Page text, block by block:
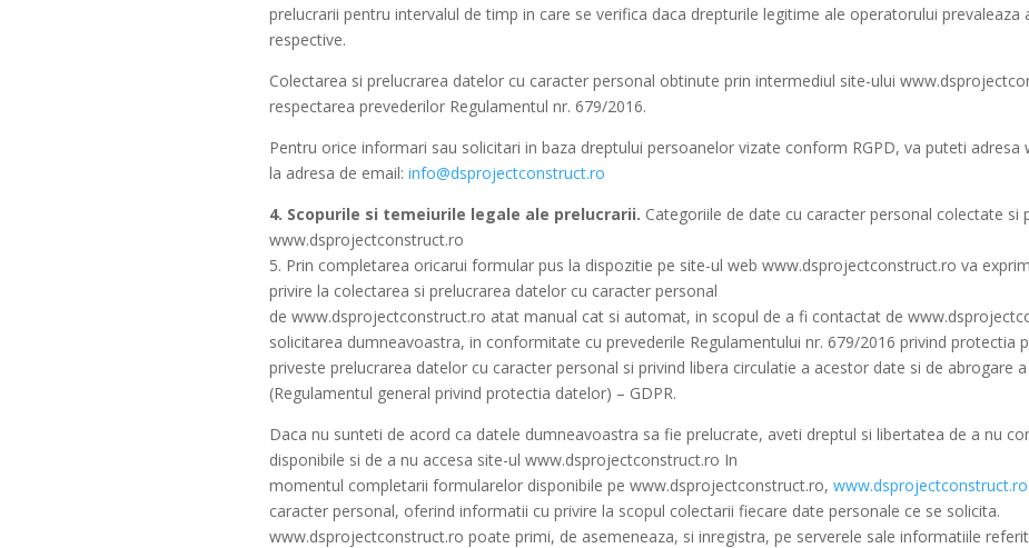
prelucrarii pentru intervalul de timp in care se verifica daca drepturile legitime ale operatorului prevaleaza
respective.
Colectarea si prelucrarea datelor cu caracter personal obtinute prin intermediul site-ului
respectarea prevederilor Regulamentul nr. 679/2016.
Pentru orice informari sau solicitari in baza dreptului persoanelor vizate conform RGPD, va puteti
la adresa de email: info@dsprojectconstruct.ro
4. Scopurile si temeiurile legale ale prelucrarii. Categoriile de date cu caracter personal colectate si
www.dsprojectconstruct.ro
5. Prin completarea oricarui formular pus la dispozitie pe site-ul web www.dsprojectconstruct.ro va
privire la colectarea si prelucrarea datelor cu caracter personal
de www.dsprojectconstruct.ro atat manual cat si automat, in scopul de a fi contactat de
solicitarea dumneavoastra, in conformitate cu prevederile Regulamentului nr. 679/2016 privind protectia
priveste prelucrarea datelor cu caracter personal si privind libera circulatie a acestor date si de abrogare
(Regulamentul general privind protectia datelor) – GDPR.
Daca nu sunteti de acord ca datele dumneavoastra sa fie prelucrate, aveti dreptul si libertatea de a nu
disponibile si de a nu accesa site-ul www.dsprojectconstruct.ro In
momentul completarii formularelor disponibile pe www.dsprojectconstruct.ro, www.dsprojectconstruct.ro
caracter personal, oferind informatii cu privire la scopul colectarii fiecare date personale ce se solicita.
www.dsprojectconstruct.ro poate primi, de asemeneaza, si inregistra, pe serverele sale informatiile